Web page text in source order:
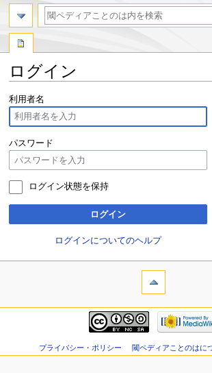
ログイン
ナ
ビ
ゲ
ー
シ
ョ
移
検
索
に
移
動
利用者名
パスワード
ログイン状態を保持
ログイン
ログインについてのヘルプ
プライバシー・ポリシー 閾ペディアことのはに